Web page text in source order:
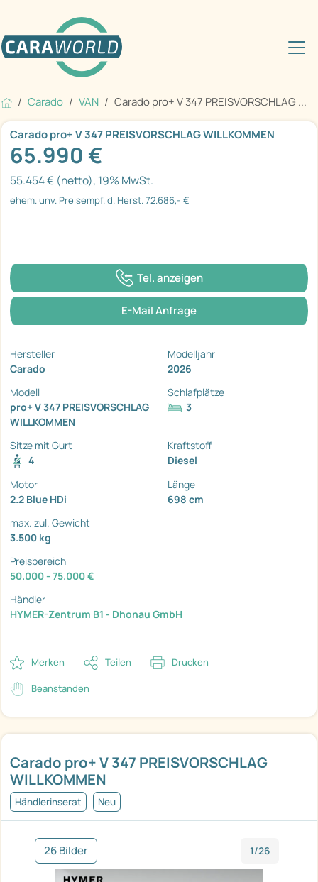
Carado VAN Carado pro+ V 347 PREISVORSCHLAG ...
Carado pro+ V 347 PREISVORSCHLAG
WILLKOMMEN
Händlerinserat Neu
26 Bilder 1/26
Carado pro+ V 347 PREISVORSCHLAG WILLKOMMEN
65.990 €
55.454 € (netto), 19% MwSt.
ehem. unv. Preisempf. d. Herst. 72.686,- €
Tel. anzeigen
E-Mail Anfrage
Hersteller
Carado
Modelljahr
2026
Modell
pro+ V 347 PREISVORSCHLAG
WILLKOMMEN
Schlafplätze
3
Sitze mit Gurt
4
Kraftstoff
Diesel
Motor
2.2 Blue HDi
Länge
698 cm
max. zul. Gewicht
3.500 kg
Preisbereich
50.000 - 75.000 €
Händler
HYMER-Zentrum B1 - Dhonau GmbH
Merken Teilen Drucken
Beanstanden